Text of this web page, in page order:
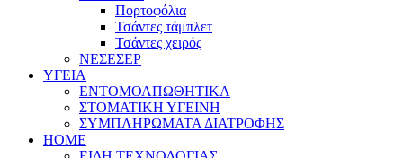
Πορτοφόλια
Τσάντες τάμπλετ
Τσάντες χειρός
ΝΕΣΕΣΕΡ
ΥΓΕΙΑ
ΕΝΤΟΜΟΑΠΩΘΗΤΙΚΑ
ΣΤΟΜΑΤΙΚΗ ΥΓΕΙΝΗ
ΣΥΜΠΛΗΡΩΜΑΤΑ ΔΙΑΤΡΟΦΗΣ
HOME